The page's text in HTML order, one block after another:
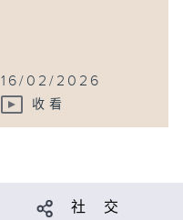
16/02/2026
收看
社 交